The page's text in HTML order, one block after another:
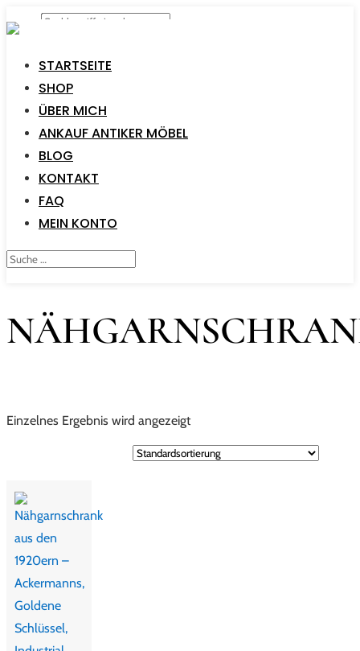
STARTSEITE
SHOP
ÜBER MICH
ANKAUF ANTIKER MÖBEL
BLOG
KONTAKT
FAQ
MEIN KONTO
Einzelnes Ergebnis wird angezeigt